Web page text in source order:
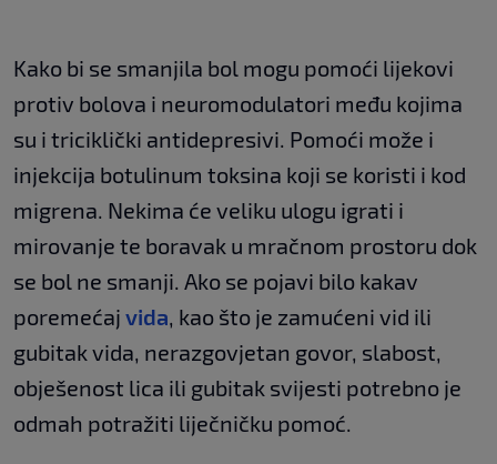
Kako bi se smanjila bol mogu pomoći lijekovi
protiv bolova i neuromodulatori među kojima
su i triciklički antidepresivi. Pomoći može i
injekcija botulinum toksina koji se koristi i kod
migrena. Nekima će veliku ulogu igrati i
mirovanje te boravak u mračnom prostoru dok
se bol ne smanji. Ako se pojavi bilo kakav
poremećaj vida, kao što je zamućeni vid ili
gubitak vida, nerazgovjetan govor, slabost,
obješenost lica ili gubitak svijesti potrebno je
odmah potražiti liječničku pomoć.